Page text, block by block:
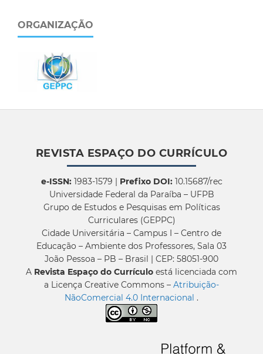
ORGANIZAÇÃO
REVISTA ESPAÇO DO CURRÍCULO
e-ISSN:1983-1579 | Prefixo DOI:10.15687/rec
Universidade Federal da Paraíba – UFPB
Grupo de Estudos e Pesquisas em Políticas
Curriculares (GEPPC)
Cidade Universitária – Campus I – Centro de
Educação – Ambiente dos Professores, Sala 03
João Pessoa – PB – Brasil | CEP: 58051-900
A Revista Espaço do Currículo está licenciada com
a Licença Creative Commons – Atribuição-
NãoComercial 4.0 Internacional .